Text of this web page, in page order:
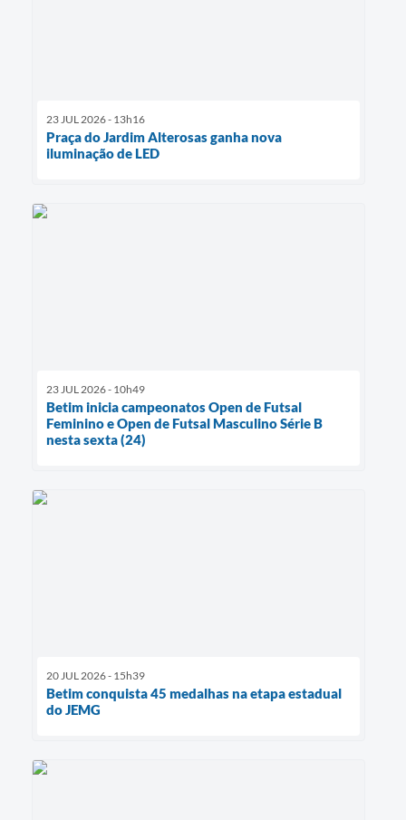
23 JUL 2026 - 13h16
Praça do Jardim Alterosas ganha nova
iluminação de LED
23 JUL 2026 - 10h49
Betim inicia campeonatos Open de Futsal
Feminino e Open de Futsal Masculino Série B
nesta sexta (24)
20 JUL 2026 - 15h39
Betim conquista 45 medalhas na etapa estadual
do JEMG